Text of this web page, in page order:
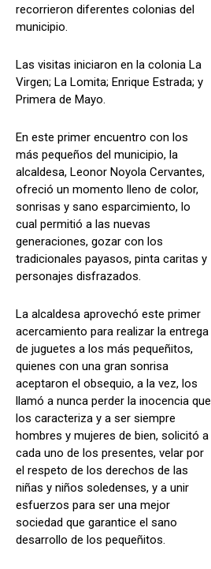
recorrieron diferentes colonias del
municipio.
Las visitas iniciaron en la colonia La
Virgen; La Lomita; Enrique Estrada; y
Primera de Mayo.
En este primer encuentro con los
más pequeños del municipio, la
alcaldesa, Leonor Noyola Cervantes,
ofreció un momento lleno de color,
sonrisas y sano esparcimiento, lo
cual permitió a las nuevas
generaciones, gozar con los
tradicionales payasos, pinta caritas y
personajes disfrazados.
La alcaldesa aprovechó este primer
acercamiento para realizar la entrega
de juguetes a los más pequeñitos,
quienes con una gran sonrisa
aceptaron el obsequio, a la vez, los
llamó a nunca perder la inocencia que
los caracteriza y a ser siempre
hombres y mujeres de bien, solicitó a
cada uno de los presentes, velar por
el respeto de los derechos de las
niñas y niños soledenses, y a unir
esfuerzos para ser una mejor
sociedad que garantice el sano
desarrollo de los pequeñitos.